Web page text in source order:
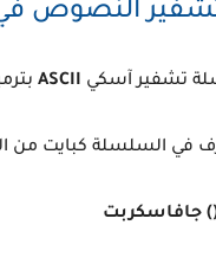
تشفير آسكي ASCII
في السلسلة كبايت من